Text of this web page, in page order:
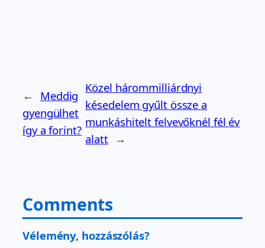
← Meddig
gyengülhet
így a forint?
Közel hárommilliárdnyi
késedelem gyűlt össze a
munkáshitelt felvevőknél fél év
alatt →
Comments
Vélemény, hozzászólás?